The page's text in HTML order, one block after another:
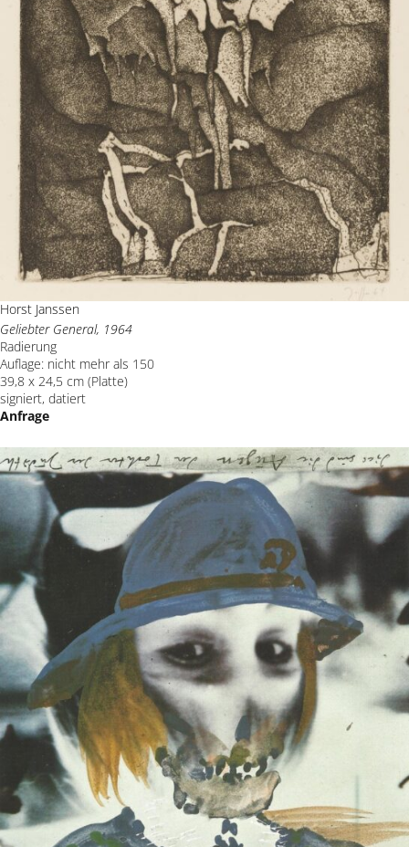
Horst Janssen
Geliebter General, 1964
Radierung
Auflage: nicht mehr als 150
39,8 x 24,5 cm (Platte)
signiert, datiert
Anfrage